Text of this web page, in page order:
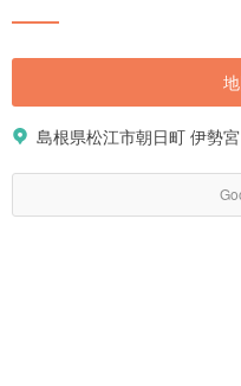
島根県松江市朝日町 伊勢